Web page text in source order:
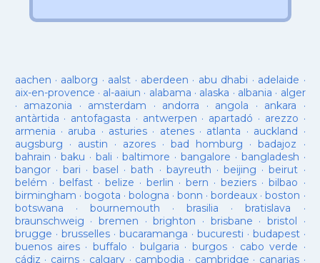
aachen · aalborg · aalst · aberdeen · abu dhabi · adelaide ·
aix-en-provence · al-aaiun · alabama · alaska · albania · alger
· amazonia · amsterdam · andorra · angola · ankara ·
antàrtida · antofagasta · antwerpen · apartadó · arezzo ·
armenia · aruba · asturies· atenes· atlanta · auckland ·
augsburg · austin · azores·bad homburg ·badajoz ·
bahrain ·baku · bali ·baltimore ·bangalore · bangladesh ·
bangor· bari ·basel ·bath · bayreuth ·beijing ·beirut ·
belém · belfast· belize · berlin ·bern ·beziers ·bilbao ·
birmingham · bogota · bologna ·bonn ·bordeaux ·boston ·
botswana · bournemouth ·brasilia ·bratislava ·
braunschweig · bremen ·brighton · brisbane · bristol ·
brugge · brusselles· bucaramanga · bucuresti · budapest·
buenos aires· buffalo · bulgaria · burgos· cabo verde ·
cádiz · cairns· calgary · cambodja · cambridge · canarias·